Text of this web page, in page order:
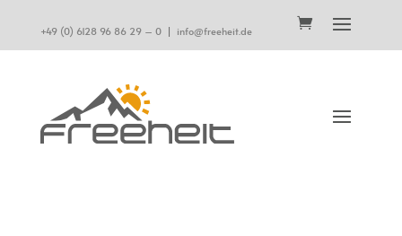
+49 (0) 6128 96 86 29 – 0 | info@freeheit.de